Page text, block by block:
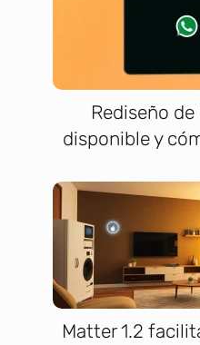
Rediseño
disponible y
Matter 1.2